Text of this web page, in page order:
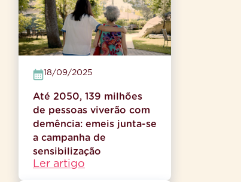
18/09/2025
Até 2050, 139 milhões
de pessoas viverão com
demência: emeis junta-se
a campanha de
sensibilização
Ler artigo